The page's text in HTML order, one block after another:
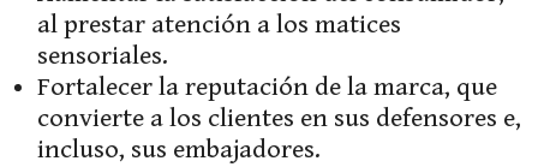
al prestar atención a los matices
sensoriales.
Fortalecer la reputación de la marca, que
convierte a los clientes en sus defensores e,
incluso, sus embajadores.